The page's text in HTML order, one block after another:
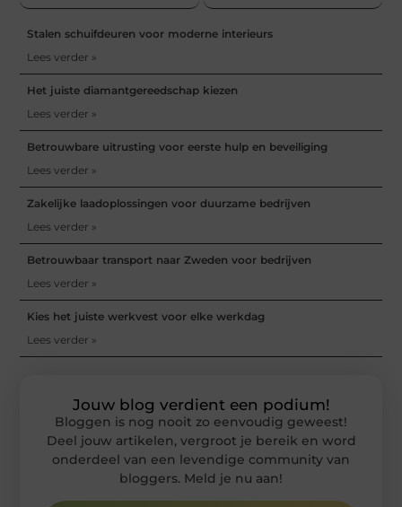
Stalen schuifdeuren voor moderne interieurs
Lees verder »
Het juiste diamantgereedschap kiezen
Lees verder »
Betrouwbare uitrusting voor eerste hulp en beveiliging
Lees verder »
Zakelijke laadoplossingen voor duurzame bedrijven
Lees verder »
Betrouwbaar transport naar Zweden voor bedrijven
Lees verder »
Kies het juiste werkvest voor elke werkdag
Lees verder »
Jouw blog verdient een podium!
Bloggen is nog nooit zo eenvoudig geweest!
Deel jouw artikelen, vergroot je bereik en word
onderdeel van een levendige community van
bloggers. Meld je nu aan!